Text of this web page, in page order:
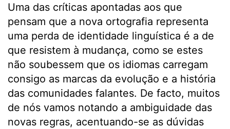
Uma das críticas apontadas aos que
pensam que a nova ortografia representa
uma perda de identidade linguística é a de
que resistem à mudança, como se estes
não soubessem que os idiomas carregam
consigo as marcas da evolução e a história
das comunidades falantes. De facto, muitos
de nós vamos notando a ambiguidade das
novas regras, acentuando-se as dúvidas